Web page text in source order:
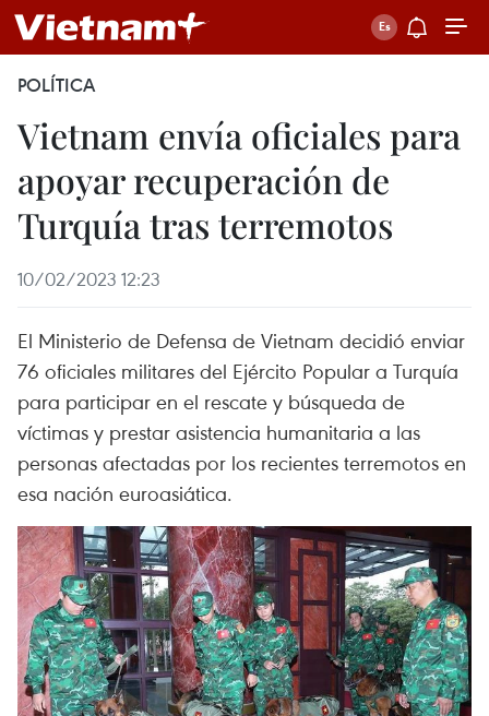
POLÍTICA
Vietnam envía oficiales para
apoyar recuperación de
Turquía tras terremotos
10/02/2023 12:23
El Ministerio de Defensa de Vietnam decidió enviar
76 oficiales militares del Ejército Popular a Turquía
para participar en el rescate y búsqueda de
víctimas y prestar asistencia humanitaria a las
personas afectadas por los recientes terremotos en
esa nación euroasiática.